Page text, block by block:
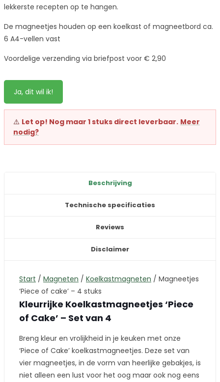
lekkerste recepten op te hangen.
De magneetjes houden op een koelkast of magneetbord ca.
6 A4-vellen vast
Voordelige verzending via briefpost voor € 2,90
Ja, dit wil ik!
⚠️ Let op! Nog maar 1 stuks direct leverbaar. Meer
nodig?
Beschrijving
Technische specificaties
Reviews
Disclaimer
Start / Magneten / Koelkastmagneten / Magneetjes
‘Piece of cake’ – 4 stuks
Kleurrijke Koelkastmagneetjes ‘Piece
of Cake’ – Set van 4
Breng kleur en vrolijkheid in je keuken met onze
‘Piece of Cake’ koelkastmagneetjes. Deze set van
vier magneetjes, in de vorm van heerlijke gebakjes, is
niet alleen een lust voor het oog maar ook nog eens